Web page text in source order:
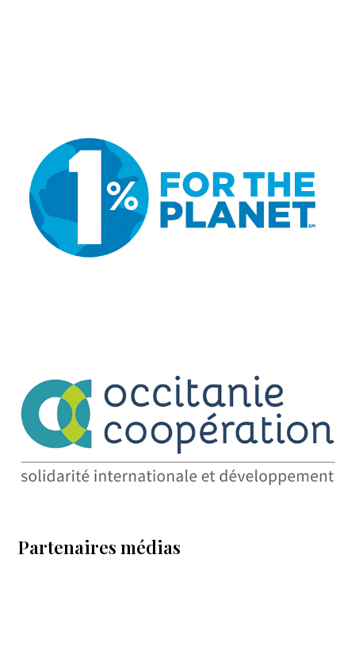
Partenaires médias